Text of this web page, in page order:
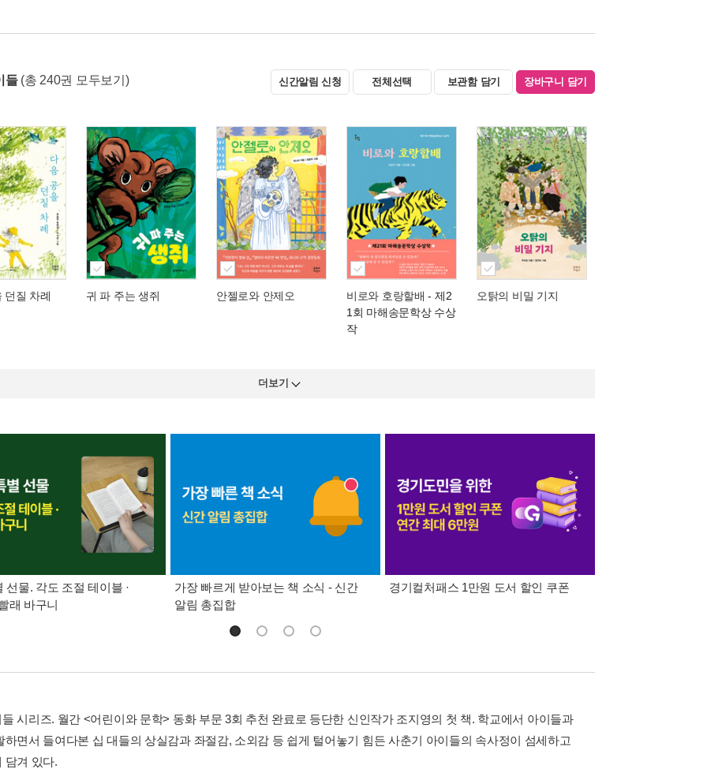
들 (총 240권 모두보기) 신간알림 신청 전체선택 보관함 담기 장바구니 담기
던질 차례 귀 파 주는 생쥐 안젤로와 안제오 비로와 호랑할배 - 제2
1회 마해송문학상 수상
작
오탉의 비밀 기지
더보기
선물. 각도 조절 테이블 ·
래 바구니
가장 빠르게 받아보는 책 소식 - 신간
알림 총집합
경기컬처패스 1만원 도서 할인 쿠폰
시리즈. 월간 <어린이와 문학> 동화 부문 3회 추천 완료로 등단한 신인작가 조지영의 첫 책. 학교에서 아이들과
하면서 들여다본 십 대들의 상실감과 좌절감, 소외감 등 쉽게 털어놓기 힘든 사춘기 아이들의 속사정이 섬세하고
담겨 있다.